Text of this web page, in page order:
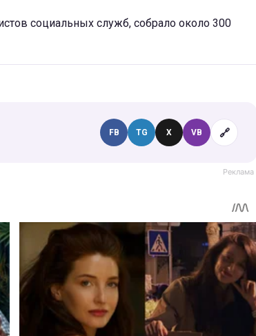
социальных служб, собрало около 300
FB TG X VB 🔗